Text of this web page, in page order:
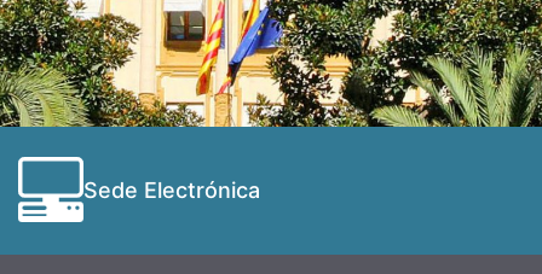
Sede Electrónica